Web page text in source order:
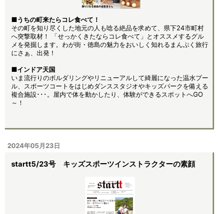
■うちの町来たらコレ食べて！
その町を知り尽くした地元の人も唸る絶品を求めて、県下24市町村
へ突撃取材！ 「せっかくきたならコレ食べて」とオススメするグル
メを発掘します。わが街・徳島の魅力をおいしく知れるまんぷく旅行
にさぁ、出発！
■インドア天国
いま流行りのボルダリングやリニューアルして綺麗になった温水プー
ル、スポーツコートをはじめダンススタジオやキッズパークを備える
複合施設･･･。屋内で体を動かしたり、体験ができるスポットへGO
～！
2024年05月23日
startt5/23号 キッズスポーツインストラクターの素顔